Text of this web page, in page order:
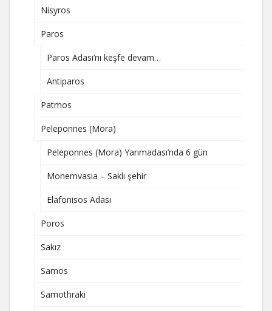
Nisyros
Paros
Paros Adası’nı keşfe devam…
Antiparos
Patmos
Peleponnes (Mora)
Peleponnes (Mora) Yarımadası’nda 6 gün
Monemvasia – Saklı şehir
Elafonisos Adası
Poros
Sakız
Samos
Samothraki